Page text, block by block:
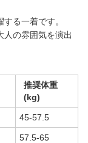
る一着です。
人の雰囲気を演出
推奨体重
(kg)
45-57.5
57.5-65